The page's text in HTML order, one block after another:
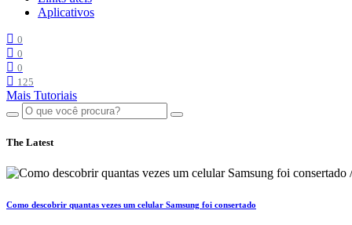
Aplicativos
0
0
0
125
Mais Tutoriais
The Latest
Como descobrir quantas vezes um celular Samsung foi consertado